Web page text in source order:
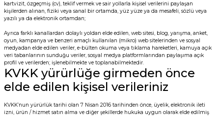
kartvizit, özgeçmiş (cv), teklif vermek ve sair yollarla kişisel verilerini paylaşan
kişilerden alınan, fiziki veya sanal bir ortamda, yüz yüze ya da mesafeli, sözlü veya
yazılı ya da elektronik ortamdan;
Ayrıca farklı kanallardan dolaylı yoldan elde edilen, web sitesi, blog, yarışma, anket,
oyun, kampanya ve benzeri amaçlı kullanılan (mikro) web sitelerinden ve sosyal
medyadan elde edilen veriler, e-bülten okuma veya tıklama hareketleri, kamuya açık
veri tabanlarının sunduğu veriler, sosyal medya platformlarından paylaşıma açık
profil ve verilerden; işlenebilmekte ve toplanabilmektedir.
KVKK yürürlüğe girmeden önce
elde edilen kişisel verileriniz
KVKK’nun yürürlük tarihi olan 7 Nisan 2016 tarihinden önce, üyelik, elektronik ileti
izni, ürün / hizmet satın alma ve diğer şekillerde hukuka uygun olarak elde edilmiş